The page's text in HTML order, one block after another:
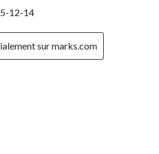
12-14
sur marks.com